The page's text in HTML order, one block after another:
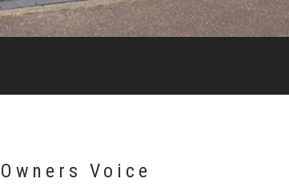
Owners Voice